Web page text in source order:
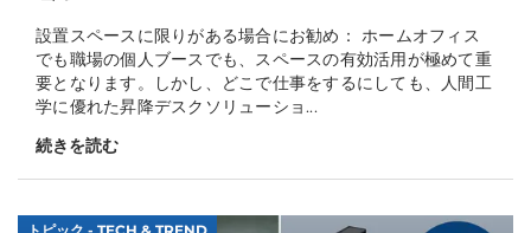
設置スペースに限りがある場合にお勧め： ホームオフィス
でも職場の個人ブースでも、スペースの有効活用が極めて重
要となります。しかし、どこで仕事をするにしても、人間工
学に優れた昇降デスクソリューショ...
続きを読む